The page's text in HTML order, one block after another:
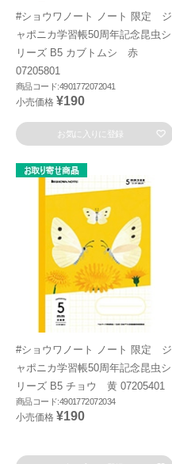
#ショウワノート ノート 限定 ジ
ャポニカ学習帳50周年記念昆虫シ
リーズ B5 カブトムシ 赤
07205801
商品コード:4901772072041
小売価格 ¥190
お気に入りに登録
#ショウワノート ノート 限定 ジ
ャポニカ学習帳50周年記念昆虫シ
リーズ B5 チョウ 黄 07205401
商品コード:4901772072034
小売価格 ¥190